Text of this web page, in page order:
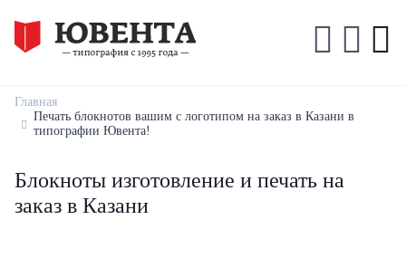
Главная
Печать блокнотов вашим с логотипом на заказ в Казани в
типографии Ювента!
Блокноты изготовление и печать на
заказ в Казани